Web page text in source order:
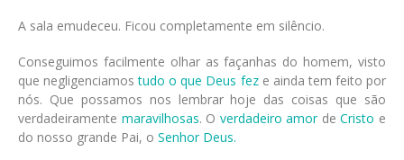
A sala emudeceu. Ficou completamente em silêncio.
Conseguimos facilmente olhar as façanhas do homem, visto
que negligenciamostudo o que Deus feze ainda tem feito por
nós. Que possamos nos lembrar hoje das coisas que são
verdadeiramente maravilhosas. O verdadeiro amordeCristo e
do nosso grande Pai, o Senhor Deus.